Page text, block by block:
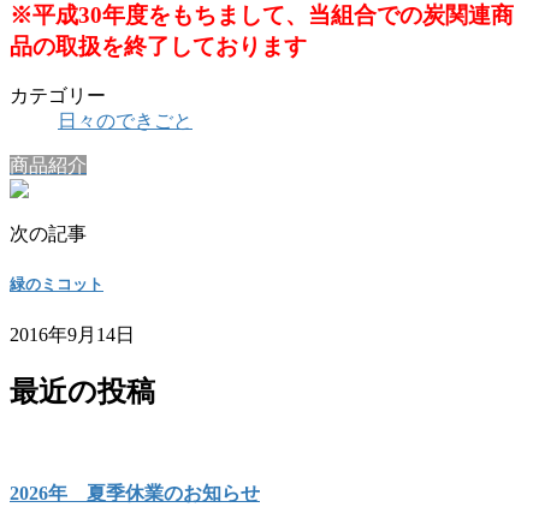
※平成30年度をもちまして、当組合での炭関連商
品の取扱を終了しております
カテゴリー
日々のできごと
商品紹介
次の記事
緑のミコット
2016年9月14日
最近の投稿
2026年 夏季休業のお知らせ